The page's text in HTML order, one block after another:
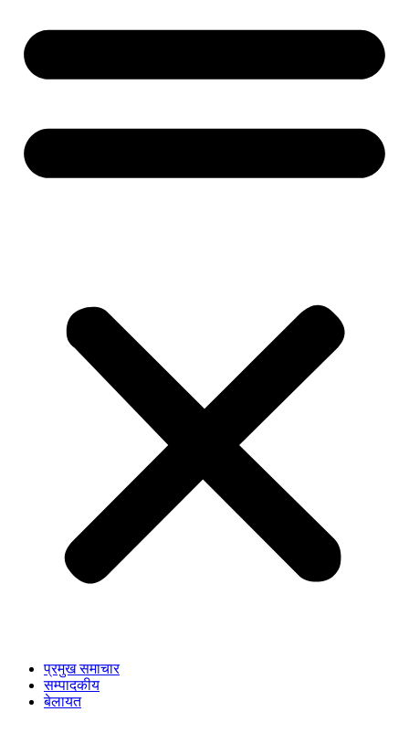
प्रमुख समाचार
सम्पादकीय
बेलायत